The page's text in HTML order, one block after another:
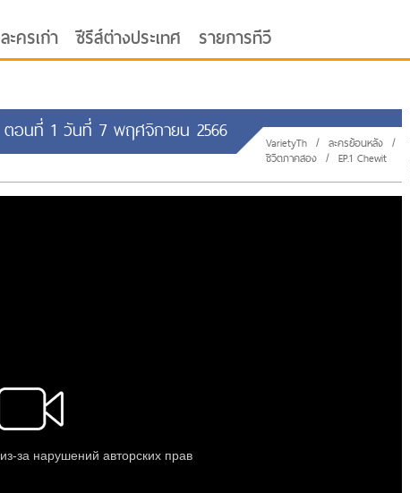
ละครเก่า ซีรีส์ต่างประเทศ รายการทีวี
ตอนที่ 1 วันที่ 7 พฤศจิกายน 2566 VarietyTh / ละครย้อนหลัง /
ชีวิตภาคสอง / EP.1 Chewit